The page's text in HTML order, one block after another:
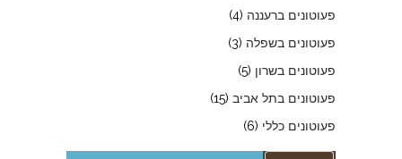
פעוטונים ברעננה (4)
פעוטונים בשפלה (3)
פעוטונים בשרון (5)
פעוטונים בתל אביב (15)
פעוטונים כללי (6)